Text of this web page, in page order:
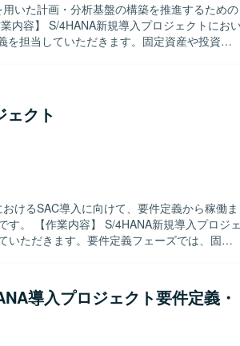
いた計画・分析基盤の構築を推進するための
を担当していただきます。固定資産や投資案
をリードしていただきます。 【求める
引き出し、SACを活用した最適な解決策を整
ョンや予算策定プロセスに興味を持ち、自ら
の全体設計に関わることができます。顧客
わることで、高い業務理解とコンサルティ
ェクト
けるSAC導入に向けて、要件定義から稼働ま
ロジェ
いただきます。要件定義フェーズでは、固定
を活用した予算策定から分析までの仕組み
コミュニケーションを行い、要件定義フェ
の魅力】 S/4HANA
導入プロジェクト要件定義・